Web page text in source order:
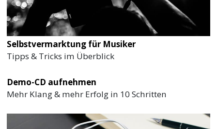
Selbstvermarktung für Musiker
Tipps & Tricks im Überblick
Demo-CD aufnehmen
Mehr Klang & mehr Erfolg in 10 Schritten